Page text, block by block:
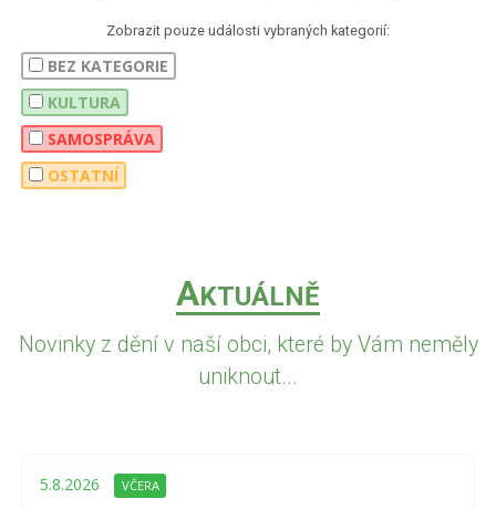
Zobrazit pouze události vybraných kategorií:
BEZ KATEGORIE
KULTURA
SAMOSPRÁVA
OSTATNÍ
AKTUÁLNĚ
Novinky z dění v naší obci, které by Vám neměly
uniknout...
5.8.2026 VČERA